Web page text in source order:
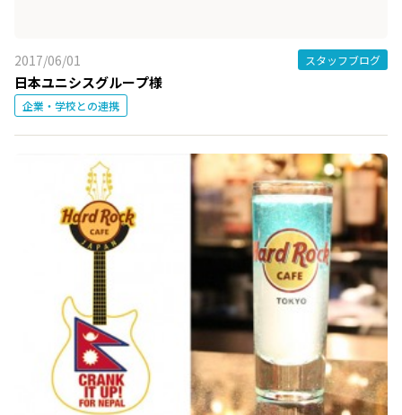
2017/06/01 スタッフブログ
日本ユニシスグループ様
企業・学校との連携